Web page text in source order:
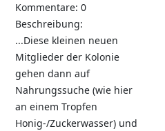
Kommentare: 0
Beschreibung:
...Diese kleinen neuen
Mitglieder der Kolonie
gehen dann auf
Nahrungssuche (wie hier
an einem Tropfen
Honig-/Zuckerwasser) und